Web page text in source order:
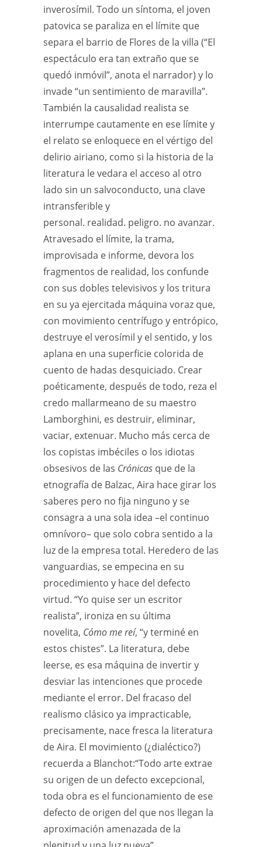
inverosímil. Todo un síntoma, el joven
patovica se paraliza en el límite que
separa el barrio de Flores de la villa (“El
espectáculo era tan extraño que se
quedó inmóvil”, anota el narrador) y lo
invade “un sentimiento de maravilla”.
También la causalidad realista se
interrumpe cautamente en ese límite y
el relato se enloquece en el vértigo del
delirio airiano, como si la historia de la
literatura le vedara el acceso al otro
lado sin un salvoconducto, una clave
intransferible y
personal. realidad. peligro. no avanzar.
Atravesado el límite, la trama,
improvisada e informe, devora los
fragmentos de realidad, los confunde
con sus dobles televisivos y los tritura
en su ya ejercitada máquina voraz que,
con movimiento centrífugo y entrópico,
destruye el verosímil y el sentido, y los
aplana en una superficie colorida de
cuento de hadas desquiciado. Crear
poéticamente, después de todo, reza el
credo mallarmeano de su maestro
Lamborghini, es destruir, eliminar,
vaciar, extenuar. Mucho más cerca de
los copistas imbéciles o los idiotas
obsesivos de las Crónicas que de la
etnografía de Balzac, Aira hace girar los
saberes pero no fija ninguno y se
consagra a una sola idea –el continuo
omnívoro– que solo cobra sentido a la
luz de la empresa total. Heredero de las
vanguardias, se empecina en su
procedimiento y hace del defecto
virtud. “Yo quise ser un escritor
realista”, ironiza en su última
novelita, Cómo me reí, “y terminé en
estos chistes”. La literatura, debe
leerse, es esa máquina de invertir y
desviar las intenciones que procede
mediante el error. Del fracaso del
realismo clásico ya impracticable,
precisamente, nace fresca la literatura
de Aira. El movimiento (¿dialéctico?)
recuerda a Blanchot:“Todo arte extrae
su origen de un defecto excepcional,
toda obra es el funcionamiento de ese
defecto de origen del que nos llegan la
aproximación amenazada de la